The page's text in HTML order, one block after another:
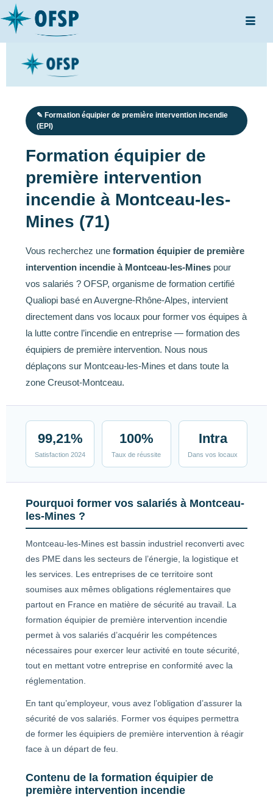
✎ Formation équipier de première intervention incendie
(EPI)
Formation équipier de
première intervention
incendie à Montceau-les-
Mines (71)
Vous recherchez une formation équipier de première
intervention incendie à Montceau-les-Mines pour
vos salariés ? OFSP, organisme de formation certifié
Qualiopi basé en Auvergne-Rhône-Alpes, intervient
directement dans vos locaux pour former vos équipes à
la lutte contre l’incendie en entreprise — formation des
équipiers de première intervention. Nous nous
déplaçons sur Montceau-les-Mines et dans toute la
zone Creusot-Montceau.
99,21%
Satisfaction 2024
100%
Taux de réussite
Intra
Dans vos locaux
Pourquoi former vos salariés à Montceau-
les-Mines ?
Montceau-les-Mines est bassin industriel reconverti avec
des PME dans les secteurs de l’énergie, la logistique et
les services. Les entreprises de ce territoire sont
soumises aux mêmes obligations réglementaires que
partout en France en matière de sécurité au travail. La
formation équipier de première intervention incendie
permet à vos salariés d’acquérir les compétences
nécessaires pour exercer leur activité en toute sécurité,
tout en mettant votre entreprise en conformité avec la
réglementation.
En tant qu’employeur, vous avez l’obligation d’assurer la
sécurité de vos salariés. Former vos équipes permettra
de former les équipiers de première intervention à réagir
face à un départ de feu.
Contenu de la formation équipier de
première intervention incendie